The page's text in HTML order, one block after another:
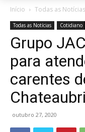
Início Todas as Notícias
Todas as Notícias Cotidiano
Grupo
para
carentes
outubro 27, 2020